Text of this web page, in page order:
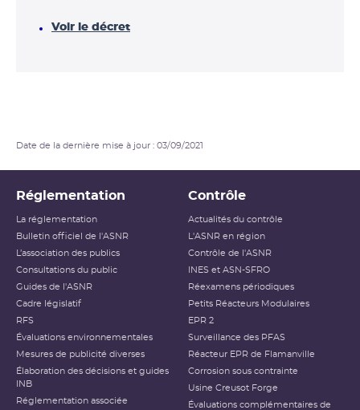
Voir le décret
Date de la dernière mise à jour : 03/09/2021
Réglementation
La réglementation
Bulletin officiel de l'ASNR
L’association des publics
Consultations du public
Guides de l'ASNR
Cadre législatif
RFS
Évaluations environnementales
Mesures de publicité diverses
Élaboration des décisions et guides
INB
Réglementation associée
Contrôle
Actualités du contrôle
L'ASNR en région
Contrôle de l'ASNR
INES et ASN-SFRO
Réexamens périodiques
Petits Réacteurs Modulaires
EPR 2
Surveillance des PFAS
Réacteur EPR de Flamanville
Corrosion sous contrainte
Usine Creusot Forge
Évaluations complémentaires de